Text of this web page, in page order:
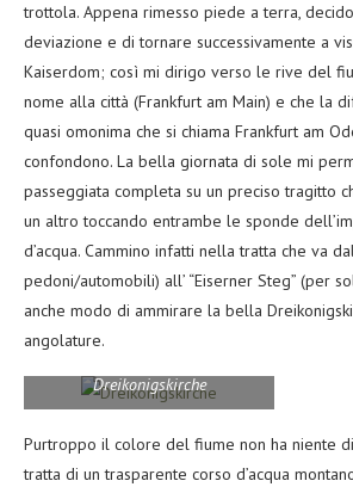
trottola. Appena rimesso piede a terra,
deviazione e di tornare successivamente a
Kaiserdom; così mi dirigo verso le rive del
nome alla città (Frankfurt am Main) e che la
quasi omonima che si chiama Frankfurt am
confondono. La bella giornata di sole mi
passeggiata completa su un preciso tragitto
un altro toccando entrambe le sponde
d’acqua. Cammino infatti nella tratta che va
pedoni/automobili) all’ “Eiserner Steg” (per
anche modo di ammirare la bella
angolature.
Dreikonigskirche
Purtroppo il colore del fiume non ha niente
tratta di un trasparente corso d’acqua